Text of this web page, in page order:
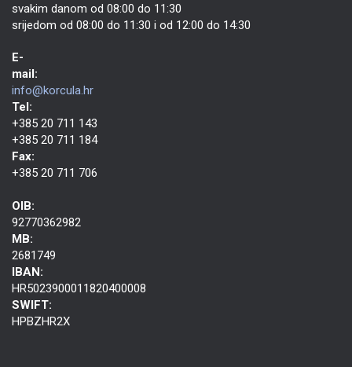
svakim danom od 08:00 do 11:30
srijedom od 08:00 do 11:30 i od 12:00 do 14:30
E-
mail:
info@korcula.hr
Tel:
+385 20 711 143
+385 20 711 184
Fax:
+385 20 711 706
OIB:
92770362982
MB:
2681749
IBAN:
HR5023900011820400008
SWIFT:
HPBZHR2X